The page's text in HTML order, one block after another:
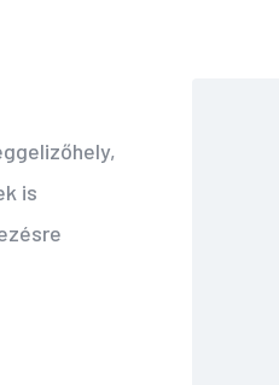
is